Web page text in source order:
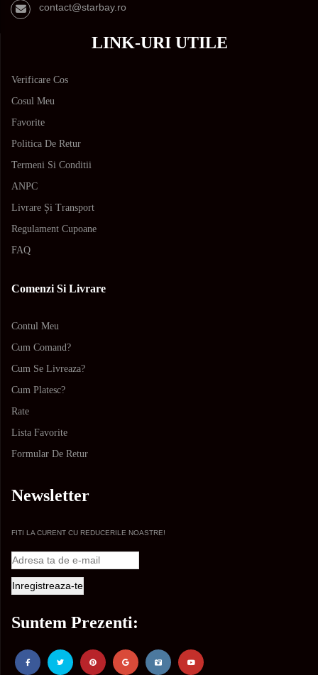
contact@starbay.ro
LINK-URI UTILE
Verificare Cos
Cosul Meu
Favorite
Politica De Retur
Termeni Si Conditii
ANPC
Livrare Și Transport
Regulament Cupoane
FAQ
Comenzi Si Livrare
Contul Meu
Cum Comand?
Cum Se Livreaza?
Cum Platesc?
Rate
Lista Favorite
Formular De Retur
Newsletter
FITI LA CURENT CU REDUCERILE NOASTRE!
Suntem Prezenti: